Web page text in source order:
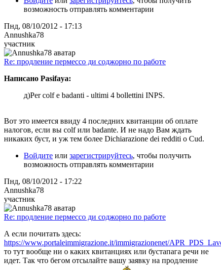
возможность отправлять комментарии
Пнд, 08/10/2012 - 17:13
Annushka78
участник
Re: продление пермессо ди соджорно по работе
Написано Pasifaya:
д)Per colf e badanti - ultimi 4 bollettini INPS.
Вот это имеется ввиду 4 последних квитанции об оплате
налогов, если вы colf или badantе. И не надо Вам ждать
никаких буст, и уж тем более Dichiarazione dei redditi o Cud.
Войдите или зарегистрируйтесь, чтобы получить
возможность отправлять комментарии
Пнд, 08/10/2012 - 17:22
Annushka78
участник
Re: продление пермессо ди соджорно по работе
А если почитать здесь:
https://www.portaleimmigrazione.it/immigrazionenet/
то тут вообще ни о каких квитанциях или бустапага речи не
идет. Так что бегом отсылайте вашу заявку на продление